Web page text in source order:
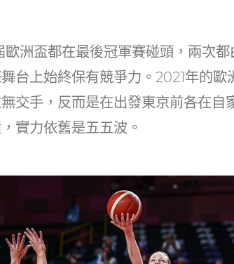
歐洲盃都在最後冠軍賽碰頭，兩次
台上始終保有競爭力。2021年的
交手，反而是在出發東京前各在自
實力依舊是五五波。